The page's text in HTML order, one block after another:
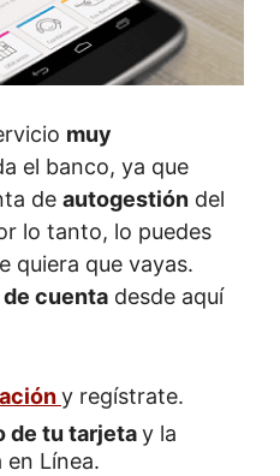
muy
el banco, ya que
de autogestión del
lo tanto, lo puedes
quiera que vayas.
cuenta desde aquí
y regístrate.
de tu tarjetay la
en Línea.